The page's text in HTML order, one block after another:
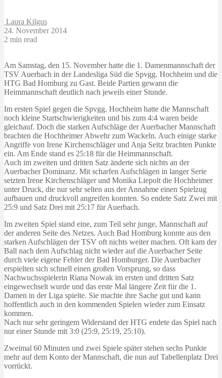
Laura Kilgus
24. November 2014
2 min read
Am Samstag, den 15. November hatte die 1. Damenmannschaft der
TSV Auerbach in der Landesliga Süd die Spvgg. Hochheim und die
HTG Bad Homburg zu Gast. Beide Partien gewann die
Heimmannschaft deutlich nach jeweils einer Stunde.
Im ersten Spiel gegen die Spvgg. Hochheim hatte die Mannschaft
noch kleine Startschwierigkeiten und bis zum 4:4 waren beide
gleichauf. Doch die starken Aufschläge der Auerbacher Mannschaft
brachten die Hochheimer Abwehr zum Wackeln. Auch einige starke
Angriffe von Irene Kirchenschläger und Anja Seitz brachten Punkte
ein. Am Ende stand es 25:18 für die Heimmannschaft.
Auch im zweiten und dritten Satz änderte sich nichts an der
Auerbacher Dominanz. Mit scharfen Aufschlägen in langer Serie
setzten Irene Kirchenschläger und Monika Liepolt die Hochheimer
unter Druck, die nur sehr selten aus der Annahme einen Spielzug
aufbauen und druckvoll angreifen konnten. So endete Satz Zwei mit
25:9 und Satz Drei mit 25:17 für Auerbach.
Im zweiten Spiel stand eine, zum Teil sehr junge, Mannschaft auf
der anderen Seite des Netzes. Auch Bad Homburg konnte aus den
starken Aufschlägen der TSV oft nichts weiter machen. Oft kam der
Ball nach dem Aufschlag nicht wieder auf die Auerbacher Seite
durch viele eigene Fehler der Bad Homburger. Die Auerbacher
erspielten sich schnell einen großen Vorsprung, so dass
Nachwuchsspielerin Riana Nowak im ersten und dritten Satz
eingewechselt wurde und das erste Mal längere Zeit für die 1.
Damen in der Liga spielte. Sie machte ihre Sache gut und kann
hoffentlich auch in den kommenden Spielen wieder zum Einsatz
kommen.
Nach nur sehr geringem Widerstand der HTG endete das Spiel nach
nur einer Stunde mit 3:0 (25:9, 25:19, 25:10).
Zweimal 60 Minuten und zwei Spiele später stehen sechs Punkte
mehr auf dem Konto der Mannschaft, die nun auf Tabellenplatz Drei
vorrückt.